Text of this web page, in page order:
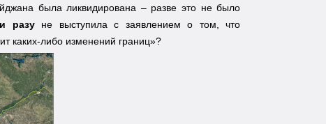
была ликвидирована – разве это не было
разуне выступила с заявлением о том, что
каких-либо изменений границ»?